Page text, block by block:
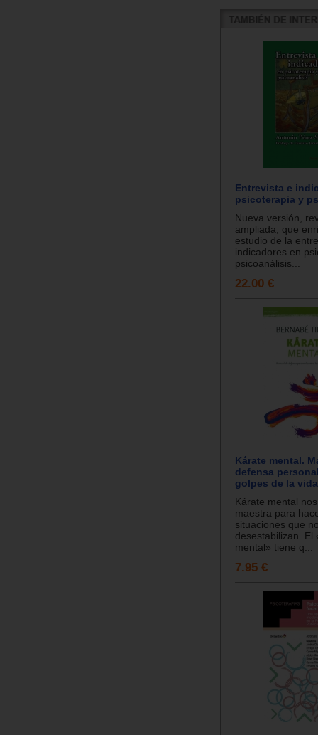
Entrevista e
psicoterapia y
Nueva versión,
ampliada, que
estudio de la
indicadores en
psicoanálisis...
22.00 €
Kárate mental.
defensa
golpes de la
Kárate mental
maestra para
situaciones que
desestabilizan. El
mental» tiene q...
7.95 €